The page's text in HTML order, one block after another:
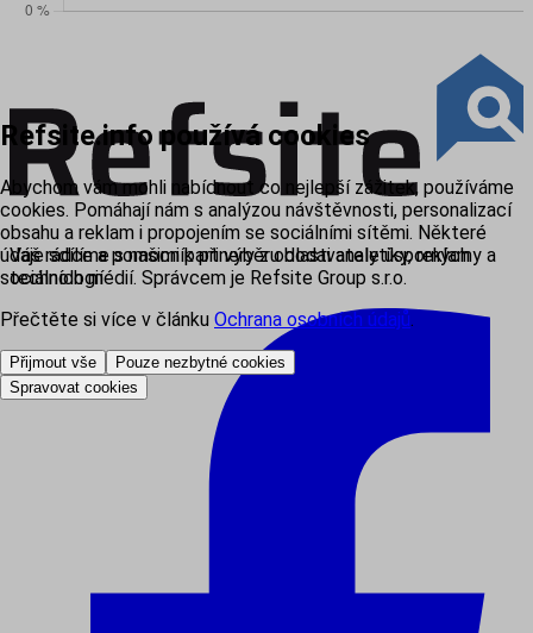
Váš rádce a pomocník při výběru dodavatele úsporných
technologií
Refsite.info používá cookies
Abychom vám mohli nabídnout co nejlepší zážitek, používáme
cookies. Pomáhají nám s analýzou návštěvnosti, personalizací
obsahu a reklam i propojením se sociálními sítěmi. Některé
údaje sdílíme s našimi partnery z oblasti analytiky, reklamy a
sociálních médií. Správcem je Refsite Group s.r.o.
Přečtěte si více v článku Ochrana osobních údajů.
Přijmout vše
Pouze nezbytné cookies
Spravovat cookies